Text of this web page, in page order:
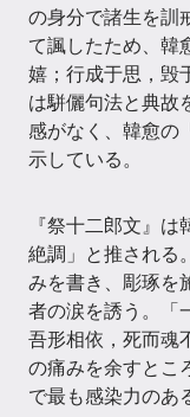
の身分で諸生を訓
て諷したため、韓
嬉；行成于思，毁
は駢儷句法と典故
感がなく、韓愈の
示している。
『祭十二郎文』
絶調」と推される
みを書き、彫琢を
者の涙を誘う。「
吾形相依，死而魂
の痛みを余すとこ
で最も感染力のあ